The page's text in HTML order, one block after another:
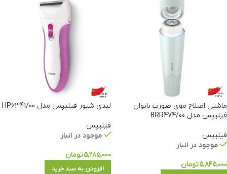
ماشین اصلاح موی صورت بانوان
فیلیپس مدل BRR474/00
فیلیپس
موجود در انبار
۵,۸۴۵,۰۰۰تومان
لیدی شیور فیلیپس مدل HP6341/00
فیلیپس
موجود در انبار
۵,۲۸۵,۰۰۰تومان
افزودن به سبد خرید